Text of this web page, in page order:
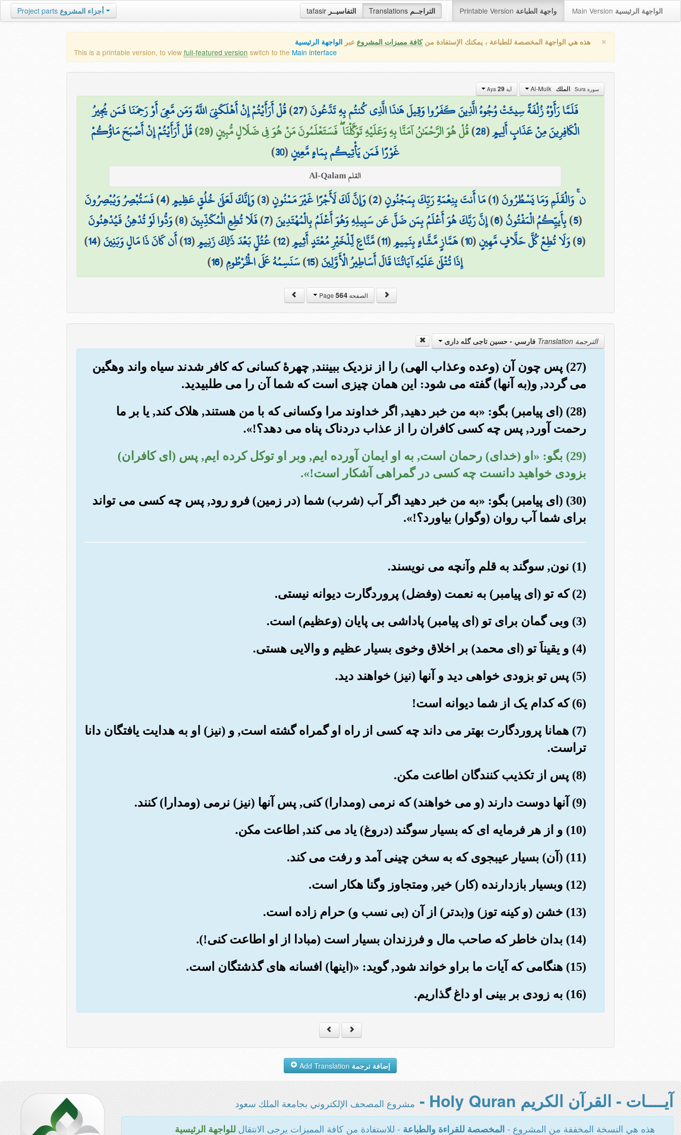
tafasir التفاسيــر Translations التراجــم Printable Version واجهة الطباعة Main Version الواجهة الرئيسية Project parts أجزاء المشروع
× هذه هي الواجهة المخصصة للطباعة ، يمكنك الإستفادة منكافة مميزات المشروع عبر الواجهة الرئيسية
This is a printable version, to view full-featured version switch to the Main interface
سورة Sura الملك آية Aya 29
فَلَمَّا رَأَوْهُ زُلْفَةً سِيئَتْ وُجُوهُ الَّذِينَ كَفَرُوا وَقِيلَ هَٰذَا الَّذِي كُنتُم بِهِ تَدَّعُونَ(
27
)قُلْ أَرَأَيْتُمْ إِنْ أَهْلَكَنِيَ اللَّهُ وَمَن مَّعِيَ أَوْ رَحِمَنَا فَمَن يُجِيرُ
الْكَافِرِينَ مِنْ عَذَابٍ أَلِيمٍ(
28
)قُلْ هُوَ الرَّحْمَٰنُ آمَنَّا بِهِ وَعَلَيْهِ تَوَكَّلْنَا ۖ فَسَتَعْلَمُونَ مَنْ هُوَ فِي ضَلَالٍ مُّبِينٍ (29)
قُلْ أَرَأَيْتُمْ إِنْ أَصْبَحَ مَاؤُكُمْ
غَوْرًا فَمَن يَأْتِيكُم بِمَاءٍ مَّعِينٍ(
30
)
القلم Al-Qalam
ن ۚ وَالْقَلَمِ وَمَا يَسْطُرُونَ(
1
)مَا أَنتَ بِنِعْمَةِ رَبِّكَ بِمَجْنُونٍ(
2
)وَإِنَّ لَكَ لَأَجْرًا غَيْرَ مَمْنُونٍ(
3
)وَإِنَّكَ لَعَلَىٰ خُلُقٍ عَظِيمٍ(
4
)فَسَتُبْصِرُ وَيُبْصِرُونَ
(
5
)بِأَييِّكُمُ الْمَفْتُونُ(
6
)إِنَّ رَبَّكَ هُوَ أَعْلَمُ بِمَن ضَلَّ عَن سَبِيلِهِ وَهُوَ أَعْلَمُ بِالْمُهْتَدِينَ(
7
)فَلَا تُطِعِ الْمُكَذِّبِينَ(
8
)وَدُّوا لَوْ تُدْهِنُ فَيُدْهِنُونَ
(
9
)وَلَا تُطِعْ كُلَّ حَلَّافٍ مَّهِينٍ(
10
)هَمَّازٍ مَّشَّاءٍ بِنَمِيمٍ(
11
)مَّنَّاعٍ لِّلْخَيْرِ مُعْتَدٍ أَثِيمٍ(
12
)عُتُلٍّ بَعْدَ ذَٰلِكَ زَنِيمٍ(
13
)أَن كَانَ ذَا مَالٍ وَبَنِينَ(
14
)
إِذَا تُتْلَىٰ عَلَيْهِ آيَاتُنَا قَالَ أَسَاطِيرُ الْأَوَّلِينَ(
15
)سَنَسِمُهُ عَلَى الْخُرْطُومِ(
16
)
الصفحة Page564
الترجمة Translation فارسي - حسین تاجی گله داری
(27) پس چون آن (وعده وعذاب الهی) را از نزدیک ببینند, چهرۀ کسانی که کافر شدند سیاه واند وهگین
می گردد, و(به آنها) گفته می شود: این همان چیزی است که شما آن را می طلبیدید.
(28) (ای پیامبر) بگو: «به من خبر دهید, اگر خداوند مرا وکسانی که با من هستند, هلاک کند, یا بر ما
رحمت آورد, پس چه کسی کافران را از عذاب دردناک پناه می دهد؟!».
(29) بگو: «او (خدای) رحمان است, به او ایمان آورده ایم, وبر او توکل کرده ایم, پس (ای کافران)
بزودی خواهید دانست چه کسی در گمراهی آشکار است!».
(30) (ای پیامبر) بگو: «به من خبر دهید اگر آب (شرب) شما (در زمین) فرو رود, پس چه کسی می تواند
برای شما آب روان (وگوار) بیاورد؟!».
(1) نون, سوگند به قلم وآنچه می نویسند.
(2) که تو (ای پیامبر) به نعمت (وفضل) پروردگارت دیوانه نیستی.
(3) وبی گمان برای تو (ای پیامبر) پاداشی بی پایان (وعظیم) است.
(4) و یقیناَ تو (ای محمد) بر اخلاق وخوی بسیار عظیم و والایی هستی.
(5) پس تو بزودی خواهی دید و آنها (نیز) خواهند دید.
(6) که کدام یک از شما دیوانه است!
(7) همانا پروردگارت بهتر می داند چه کسی از راه او گمراه گشته است, و (نیز) او به هدایت یافتگان دانا
تراست.
(8) پس از تکذیب کنندگان اطاعت مکن.
(9) آنها دوست دارند (و می خواهند) که نرمی (ومدارا) کنی, پس آنها (نیز) نرمی (ومدارا) کنند.
(10) و از هر فرمایه ای که بسیار سوگند (دروغ) یاد می کند, اطاعت مکن.
(11) (آن) بسیار عیبجوی که به سخن چینی آمد و رفت می کند.
(12) وبسیار بازدارنده (کار) خیر, ومتجاوز وگنا هکار است.
(13) خشن (و کینه توز) و(بدتر) از آن (بی نسب و) حرام زاده است.
(14) بدان خاطر که صاحب مال و فرزندان بسیار است (مبادا از او اطاعت کنی!).
(15) هنگامی که آیات ما براو خواند شود, گوید: «(اینها) افسانه های گذشتگان است.
(16) به زودی بر بینی او داغ گذاریم.
إضافة ترجمة
آيــــات - القرآن الكريم Holy Quran - مشروع المصحف الإلكتروني بجامعة الملك سعود
هذه هي النسخة المخففة من المشروع - المخصصة للقراءة والطباعة - للاستفادة من كافة المميزات يرجى الانتقالللواجهة الرئيسية